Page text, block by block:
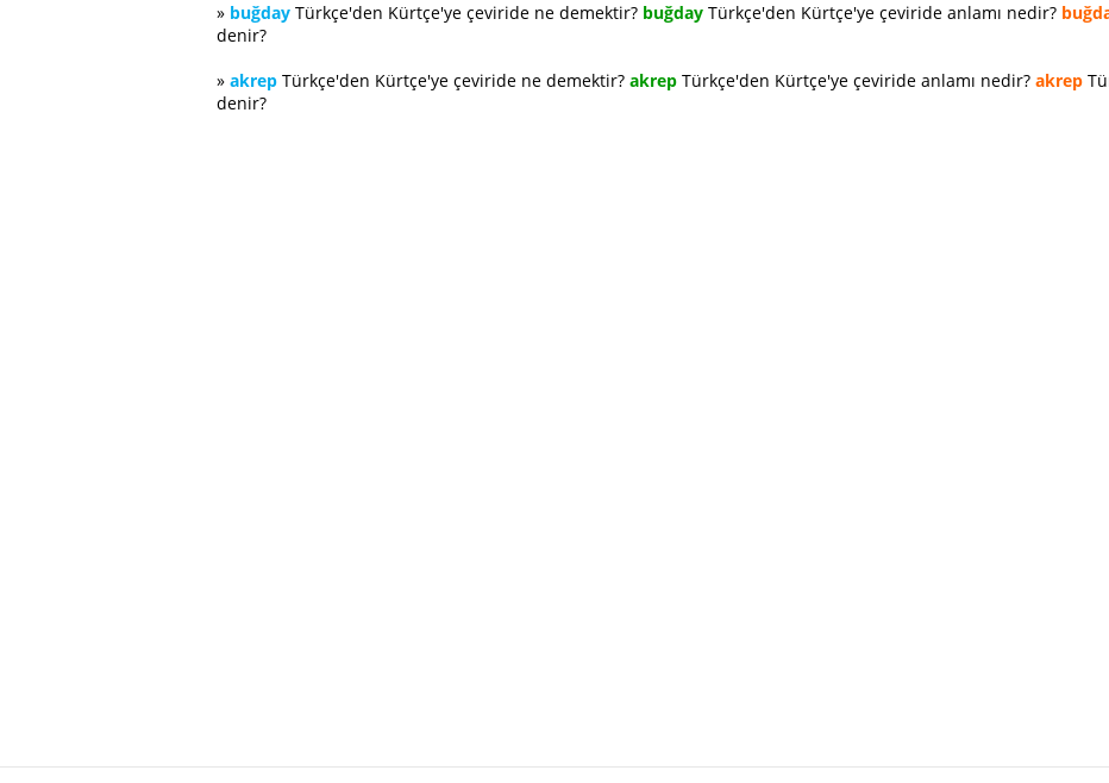
» buğday Türkçe'den Kürtçe'ye çeviride ne demektir? buğday Türkçe'den Kürtçe'ye çeviride anlamı nedir?
denir?
» akrep Türkçe'den Kürtçe'ye çeviride ne demektir? akrep Türkçe'den Kürtçe'ye çeviride anlamı nedir? akrep
denir?